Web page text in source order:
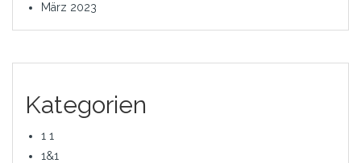
März 2023
Kategorien
1 1
1&1